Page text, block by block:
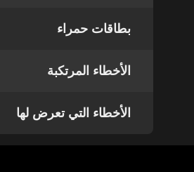
بطاقات حمراء
الأخطاء المرتكبة
الأخطاء التي تعرض لها